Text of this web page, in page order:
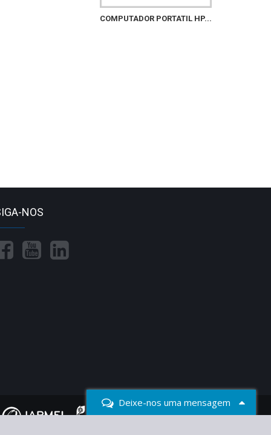
Deixe-nos uma mensagem
COMPUTADOR PORTATIL HP...
NOS